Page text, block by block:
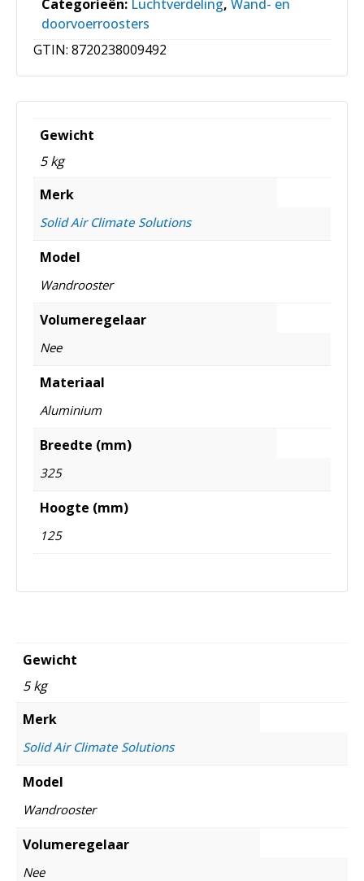
Categorieën: Luchtverdeling, Wand- en
doorvoerroosters
GTIN: 8720238009492
Gewicht
5 kg
Merk
Solid Air Climate Solutions
Model
Wandrooster
Volumeregelaar
Nee
Materiaal
Aluminium
Breedte (mm)
325
Hoogte (mm)
125
Gewicht
5 kg
Merk
Solid Air Climate Solutions
Model
Wandrooster
Volumeregelaar
Nee